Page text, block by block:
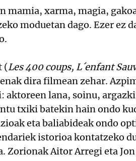
mamia, xarma, magia,
moduetan dago. Ezer ez
(Les 400 coups, L´enfant
dira filmean zehar.
aktoreen lana, soinu,
txiki batekin hain ondo
eta baliabideak ondo
istorioa kontatzeko
Zorionak Aitor Arregi eta